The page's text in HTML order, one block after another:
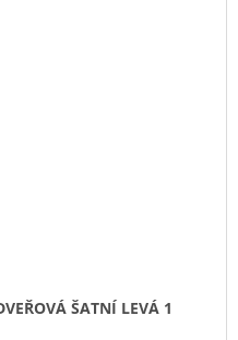
ŠATNÍ LEVÁ 1